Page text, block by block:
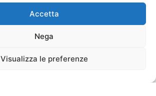
Accetta
Nega
Visualizza le preferenze